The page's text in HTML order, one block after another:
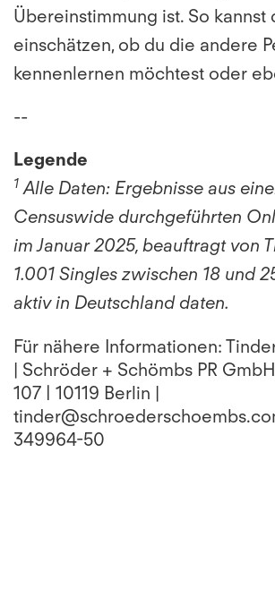
Übereinstimmung ist. So kannst
einschätzen, ob du die andere
kennenlernen möchtest oder
--
Legende
1 Alle Daten: Ergebnisse aus
Censuswide durchgeführten
im Januar 2025, beauftragt von
1.001 Singles zwischen 18 und
aktiv in Deutschland daten.
Für nähere Informationen:
| Schröder + Schömbs PR
107 | 10119 Berlin |
349964-50